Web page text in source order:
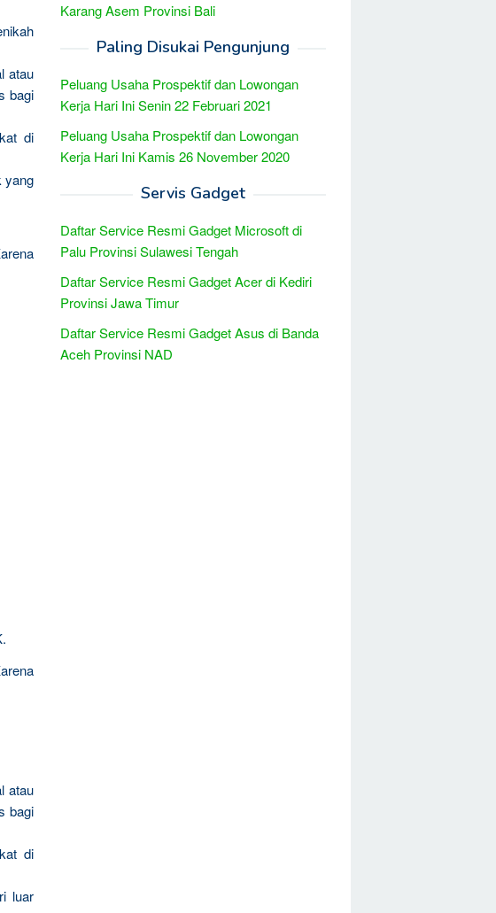
atau
bagi
di
yang
atau
bagi
di
luar
Karang Asem Provinsi Bali
Paling Disukai Pengunjung
Peluang Usaha Prospektif dan Lowongan
Kerja Hari Ini Senin 22 Februari 2021
Peluang Usaha Prospektif dan Lowongan
Kerja Hari Ini Kamis 26 November 2020
Servis Gadget
Daftar Service Resmi Gadget Microsoft di
Palu Provinsi Sulawesi Tengah
Daftar Service Resmi Gadget Acer di Kediri
Provinsi Jawa Timur
Daftar Service Resmi Gadget Asus di Banda
Aceh Provinsi NAD